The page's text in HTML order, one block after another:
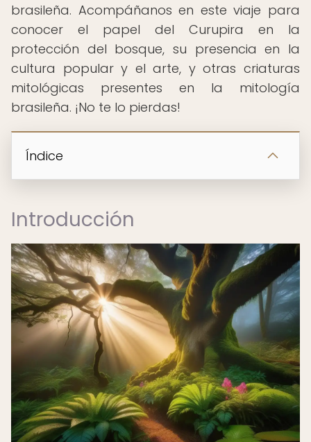
brasileña. Acompáñanos en este viaje para
conocer el papel del Curupira en la
protección del bosque, su presencia en la
cultura popular y el arte, y otras criaturas
mitológicas presentes en la mitología
brasileña. ¡No te lo pierdas!
Índice
Introducción